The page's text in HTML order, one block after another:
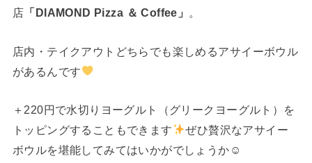
店 「DIAMOND Pizza ＆ Coffee」 。
店内・テイクアウトどちらでも楽しめるアサイーボウル
があるんです
＋220円で水切りヨーグルト（グリークヨーグルト）を
トッピングすることもできます
ぜひ贅沢なアサイー
ボウルを堪能してみてはいかがでしょうか☺